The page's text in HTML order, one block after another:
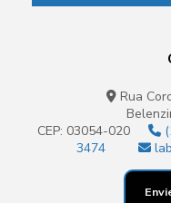
Rua
CEP: 03054-020
3474